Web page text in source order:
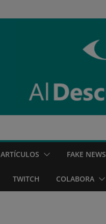
ARTÍCULOS FAKE NEWS
TWITCH COLABORA